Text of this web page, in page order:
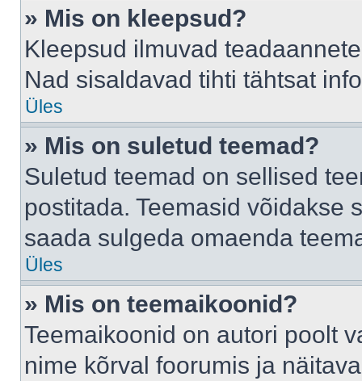
» Mis on kleepsud?
Kleepsud ilmuvad
Nad sisaldavad tihti tähtsat
Üles
» Mis on suletud teemad?
Suletud teemad on sellised
postitada. Teemasid võidakse
saada sulgeda omaenda
Üles
» Mis on teemaikoonid?
Teemaikoonid on autori poolt
nime kõrval foorumis ja